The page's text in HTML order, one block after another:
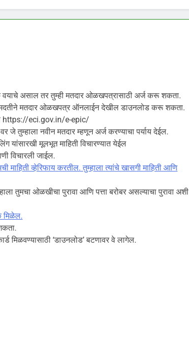
वयाचे असाल तर तुम्ही मतदार ओळखपत्रासाठी अर्ज करू शकता.
मदतीने मतदार ओळखपत्र ऑनलाईन देखील डाउनलोड करू शकता.
https://eci.gov.in/e-epic/
जे तुम्हाला नवीन मतदार म्हणून अर्ज करण्याचा पर्याय देईल.
यांसारखी मूलभूत माहिती विचारण्यात येईल
विचारली जाईल.
व्हेरिफाय करतील. तुम्हाला त्यांचे खासगी माहिती आणि
तुमचा ओळखीचा पुरावा आणि पत्ता बरोबर असल्याचा पुरावा अशी
मिळेल.
मिळवण्यासाठी ‘डाउनलोड’ बटणावर वे लागेल.